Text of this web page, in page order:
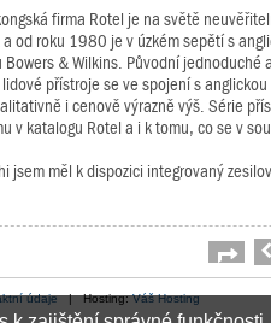
firma Rotel je na světě
od roku 1980 je v úzkém sepětí s
Bowers & Wilkins. Původní jednoduché a
přístroje se ve spojení s anglickou
i cenově výrazně výš. Série
v katalogu Rotel a i k tomu, co se v
jsem měl k dispozici integrovaný
údaje| Hosting:Váš Hosting